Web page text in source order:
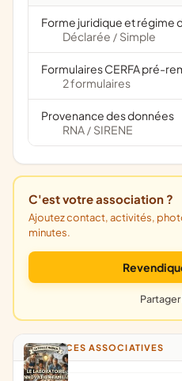
Forme juridique et régime
Déclarée / Simple
Formulaires CERFA pré-
2 formulaires
Provenance des données
RNA / SIRENE
C'est votre association ?
Ajoutez contact, activités, photos et annonces. Gratuit, en 5
minutes.
ANNONCES ASSOCIATIVES